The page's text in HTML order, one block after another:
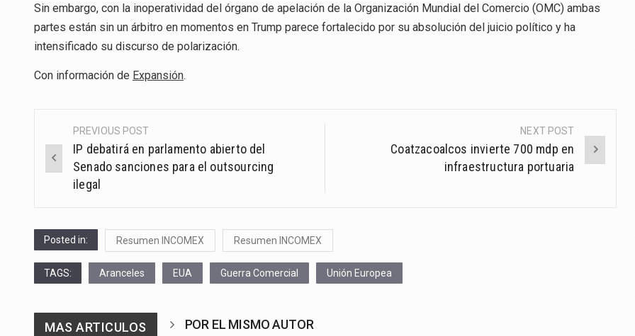
Sin embargo, con la inoperatividad del órgano de apelación de la Organización Mundial del Comercio (OMC) ambas
partes están sin un árbitro en momentos en Trump parece fortalecido por su absolución del juicio político y ha
intensificado su discurso de polarización.
Con información de Expansión.
Post
navigation
PREVIOUS POST
IP debatirá en parlamento abierto del
Senado sanciones para el outsourcing
ilegal
NEXT POST
Coatzacoalcos invierte 700 mdp en
infraestructura portuaria
Posted in: Resumen INCOMEX Resumen INCOMEX
TAGS: Aranceles EUA Guerra Comercial Unión Europea
MAS ARTICULOS POR EL MISMO AUTOR